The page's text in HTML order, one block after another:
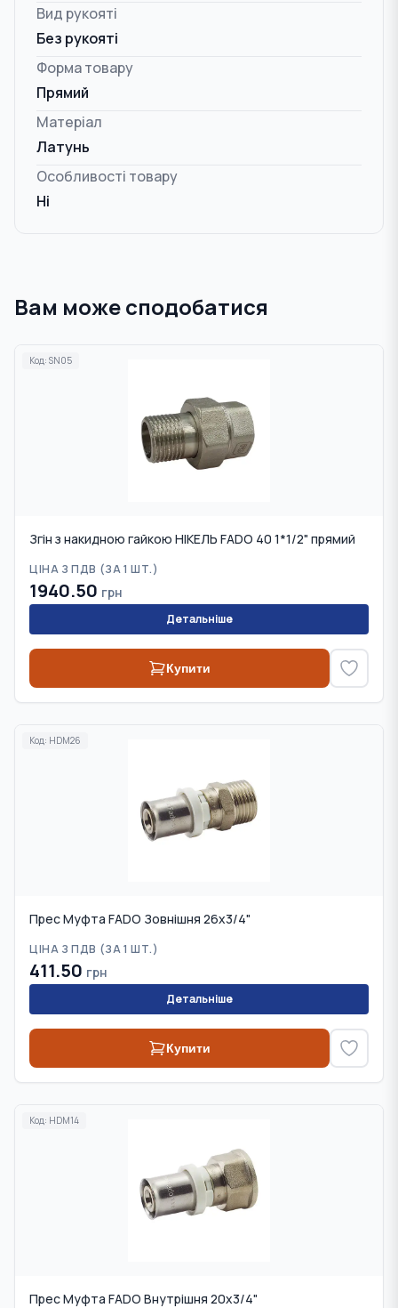
Вид рукояті
Без рукояті
Форма товару
Прямий
Матеріал
Латунь
Особливості товару
Ні
Вам може сподобатися
Код: SN05
Згін з накидною гайкою НІКЕЛЬ FADO 40 1*1/2" прямий
ЦІНА З ПДВ (ЗА 1 ШТ.)
1940.50 грн
Детальніше
Купити
Код: HDM26
Прес Муфта FADO Зовнішня 26x3/4"
ЦІНА З ПДВ (ЗА 1 ШТ.)
411.50 грн
Детальніше
Купити
Код: HDM14
Прес Муфта FADO Внутрішня 20х3/4"